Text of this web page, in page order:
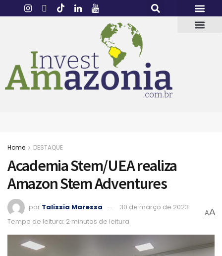
Home DESTAQUE
Academia Stem/UEA realiza
Amazon Stem Adventures
por Talissia Maressa
30 de março de 2023
Tempo de leitura: 2 minutos de leitura
AA